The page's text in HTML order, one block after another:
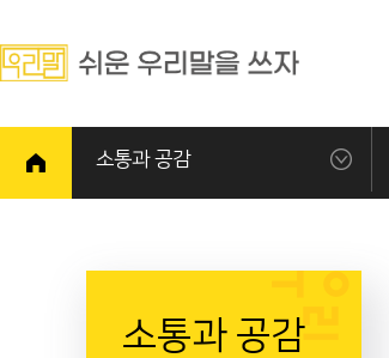
소통과 공감
소통과 공감